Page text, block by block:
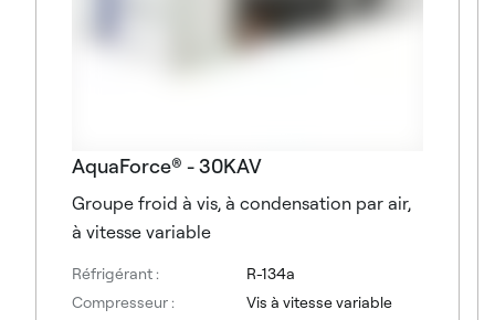
AquaForce® - 30KAV
Groupe froid à vis, à condensation par air,
à vitesse variable
Réfrigérant :
R-134a
Compresseur :
Vis à vitesse variable